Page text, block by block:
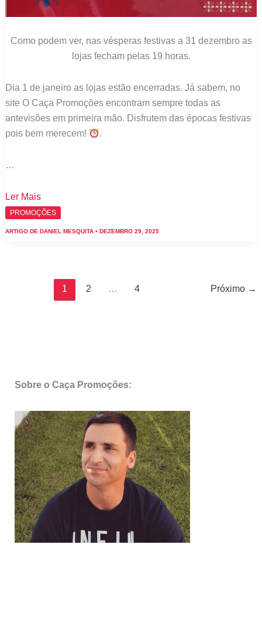
Como podem ver, nas vésperas festivas a 31 dezembro as
lojas fecham pelas 19 horas.
Dia 1 de janeiro as lojas estão encerradas. Já sabem, no
site O Caça Promoções encontram sempre todas as
antevisões em primeira mão. Disfrutem das épocas festivas
pois bem merecem!
.
…
Continente:
Este
Ler Mais
PROMOÇÕES
ARTIGO DE DANIEL MESQUITA • DEZEMBRO 29, 2025
1 2 … 4 Próximo →
Sobre o Caça Promoções: